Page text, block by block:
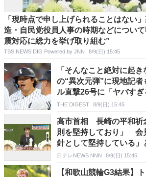
「現時点で申し上げられることはない
造・自民党役員人事の時期などについ
震対応に総力を挙げ取り組む”
TBS NEWS DIG Powered by JNN 8/9(日) 15:45
「そんなこと絶対に起
の“異次元弾”に現地記
ル直撃26号に「ヤバすぎ
THE DIGEST 8/9(日) 15:45
高市首相 長崎の平和祈
則を堅持しており」 会
針として堅持している」
日テレNEWS NNN 8/9(日) 15:45
【和歌山競輪G3結果】